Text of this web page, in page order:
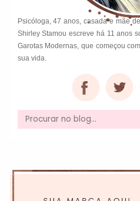
Psicóloga, 47 anos, casada e mãe
Shirley Stamou escreve há 11 anos
Garotas Modernas, que começou
sua vida.